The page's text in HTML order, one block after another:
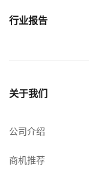
行业报告
关于我们
公司介绍
商机推荐